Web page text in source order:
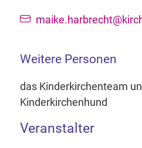
Weitere Personen
das Kinderkirchenteam
Kinderkirchenhund
Veranstalter